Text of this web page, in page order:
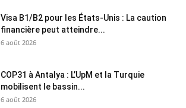
Visa B1/B2 pour les États-Unis : La caution
financière peut atteindre...
6 août 2026
COP31 à Antalya : L’UpM et la Turquie
mobilisent le bassin...
6 août 2026